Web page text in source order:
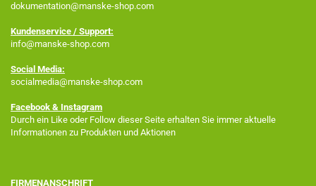
dokumentation@manske-shop.com
Kundenservice / Support:
info@manske-shop.com
Social Media:
socialmedia@manske-shop.com
Facebook & Instagram
Durch ein Like oder Follow dieser Seite erhalten Sie immer aktuelle
Informationen zu Produkten und Aktionen
FIRMENANSCHRIFT